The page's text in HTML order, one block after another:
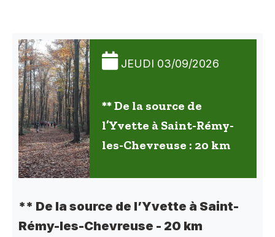
JEUDI 03/09/2026
** De la source de
l’Yvette à Saint-Rémy-
les-Chevreuse : 20 km
** De la source de l’Yvette à Saint-
Rémy-les-Chevreuse - 20 km